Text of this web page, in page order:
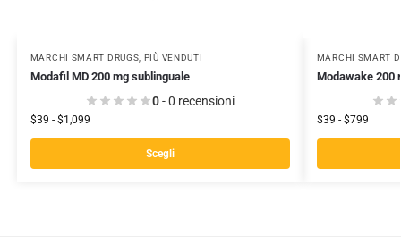
MARCHI SMART DRUGS PIÙ VENDUTI
Modafil MD 200 mg sublinguale
0- 0 recensioni
$39 - $1,099
Scegli
MARCHI SMART
Modawake 200
$39 - $799